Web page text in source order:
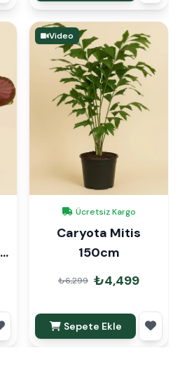
Video
Ücretsiz Kargo
Caryota Mitis
150cm
₺6,299 ₺4,499
Sepete Ekle